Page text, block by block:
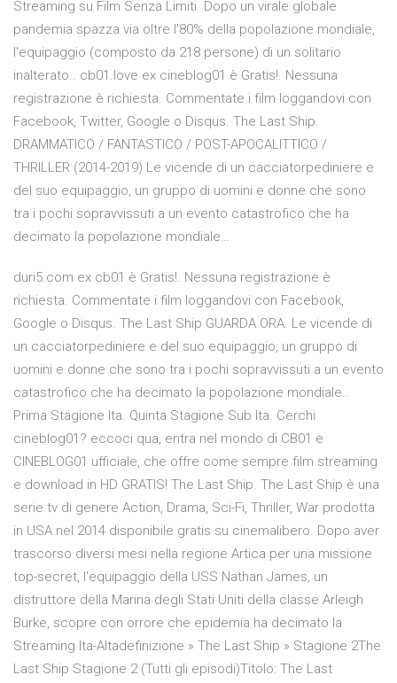
Streaming su Film Senza Limiti. Dopo un virale globale
pandemia spazza via oltre l'80% della popolazione mondiale,
l'equipaggio (composto da 218 persone) di un solitario
inalterato.. cb01.love ex cineblog01 è Gratis!. Nessuna
registrazione è richiesta. Commentate i film loggandovi con
Facebook, Twitter, Google o Disqus. The Last Ship.
DRAMMATICO / FANTASTICO / POST-APOCALITTICO /
THRILLER (2014-2019) Le vicende di un cacciatorpediniere e
del suo equipaggio, un gruppo di uomini e donne che sono
tra i pochi sopravvissuti a un evento catastrofico che ha
decimato la popolazione mondiale…
duri5.com ex cb01 è Gratis!. Nessuna registrazione è
richiesta. Commentate i film loggandovi con Facebook,
Google o Disqus. The Last Ship GUARDA ORA. Le vicende di
un cacciatorpediniere e del suo equipaggio, un gruppo di
uomini e donne che sono tra i pochi sopravvissuti a un evento
catastrofico che ha decimato la popolazione mondiale..
Prima Stagione Ita. Quinta Stagione Sub Ita. Cerchi
cineblog01? eccoci qua, entra nel mondo di CB01 e
CINEBLOG01 ufficiale, che offre come sempre film streaming
e download in HD GRATIS! The Last Ship. The Last Ship è una
serie tv di genere Action, Drama, Sci-Fi, Thriller, War prodotta
in USA nel 2014 disponibile gratis su cinemalibero. Dopo aver
trascorso diversi mesi nella regione Artica per una missione
top-secret, l'equipaggio della USS Nathan James, un
distruttore della Marina degli Stati Uniti della classe Arleigh
Burke, scopre con orrore che epidemia ha decimato la
Streaming Ita-Altadefinizione » The Last Ship » Stagione 2The
Last Ship Stagione 2 (Tutti gli episodi)Titolo: The Last